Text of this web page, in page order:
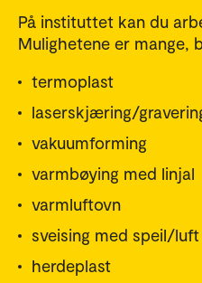
På instituttet kan du
Mulighetene er mange,
termoplast
laserskjæring/
vakuumforming
varmbøying med linjal
varmluftovn
sveising med speil/luft
herdeplast